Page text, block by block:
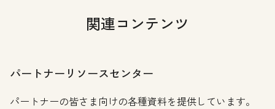
関連コンテンツ
パートナーリソースセンター
パートナーの皆さま向けの各種資料を提供しています。